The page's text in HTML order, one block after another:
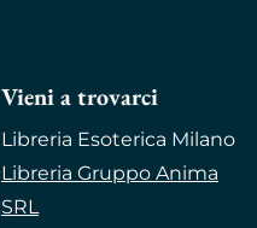
Vieni a trovarci
Libreria Esoterica Milano
Libreria Gruppo Anima
SRL